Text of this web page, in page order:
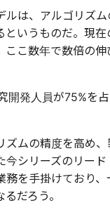
ルは、アルゴリズム
というものだ。現在
ここ数年で数倍の伸
開発人員が75%を占
ズムの精度を高め、
今シリーズのリード
務を手掛けており、
だろう。